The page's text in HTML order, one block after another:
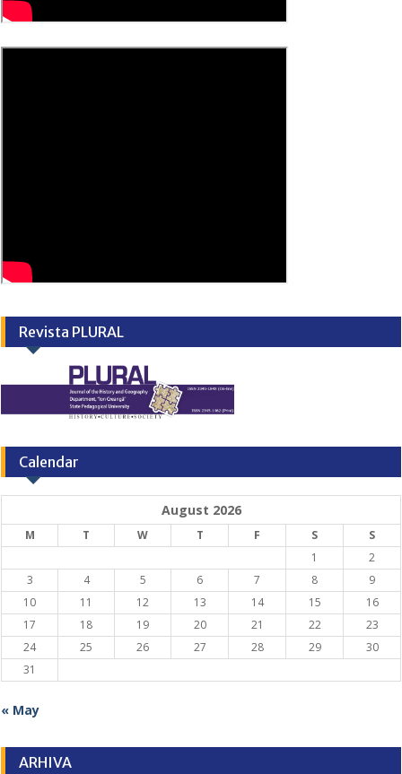
Revista PLURAL
Calendar
August 2026
M T W T F S
S
1
2
3
4 5 6 7 8
9
10
11 12 13 14 15
16
17
18 19 20 21 22
23
24
25 26 27 28 29
30
31
« May
ARHIVA